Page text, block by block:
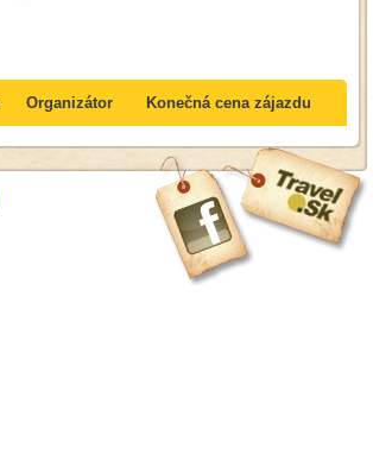
Organizátor Konečná cena zájazdu